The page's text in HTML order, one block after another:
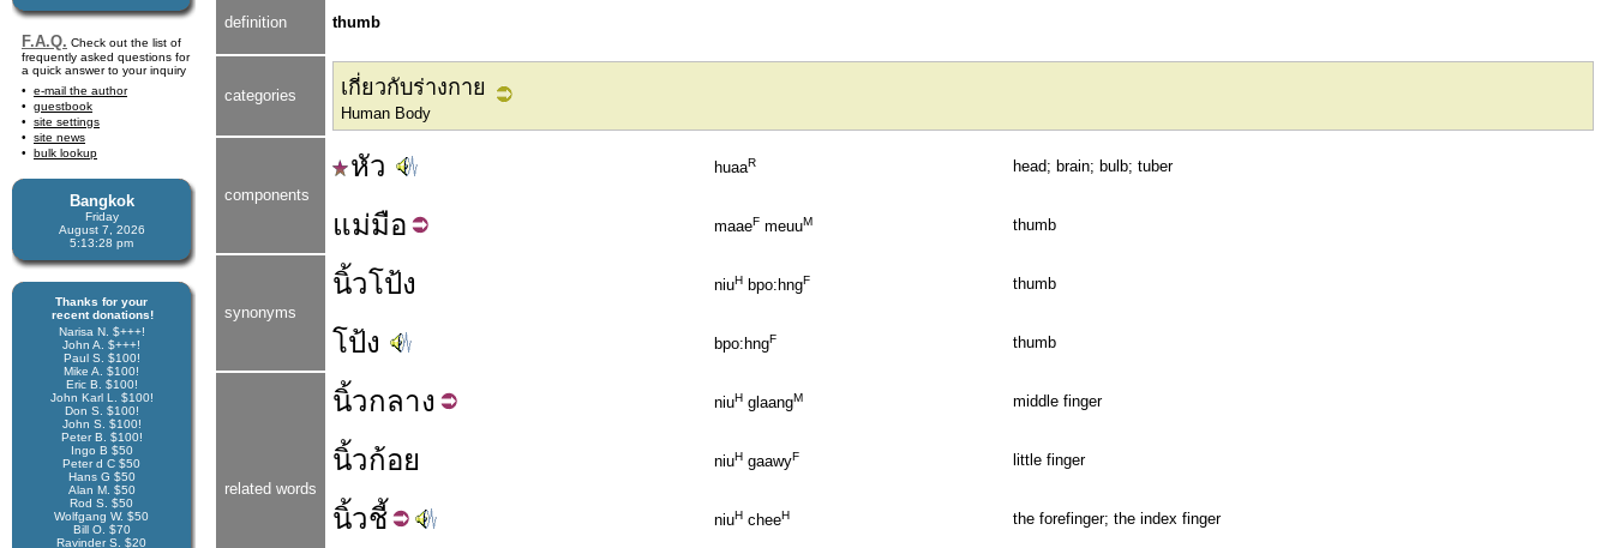
F.A.Q. Check out the list of
frequently asked questions for
a quick answer to your inquiry
e-mail the author
guestbook
site settings
site news
bulk lookup
Bangkok
Friday
August 7, 2026
5:13:28 pm
Thanks for your
recent donations!
Narisa N. $+++!
John A. $+++!
Paul S. $100!
Mike A. $100!
Eric B. $100!
John Karl L. $100!
Don S. $100!
John S. $100!
Peter B. $100!
Ingo B $50
Peter d C $50
Hans G $50
Alan M. $50
Rod S. $50
Wolfgang W. $50
Bill O. $70
Ravinder S. $20
definition thumb
categories เกี่ยวกับร่างกาย
Human Body
components
หัว huaaR head; brain; bulb; tuber
แม่มือ maaeF meuuM thumb
synonyms
นิ้วโป้ง niuH bpo:hngF thumb
โป้ง bpo:hngF thumb
related words
นิ้วกลาง niuH glaangM middle finger
นิ้วก้อย niuH gaawyF little finger
นิ้วชี้ niuH cheeH the forefinger; the index finger